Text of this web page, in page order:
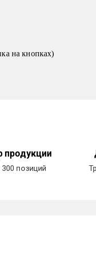
на кнопках)
продукции
позиций